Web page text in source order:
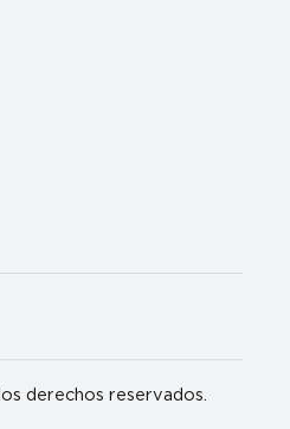
derechos reservados.